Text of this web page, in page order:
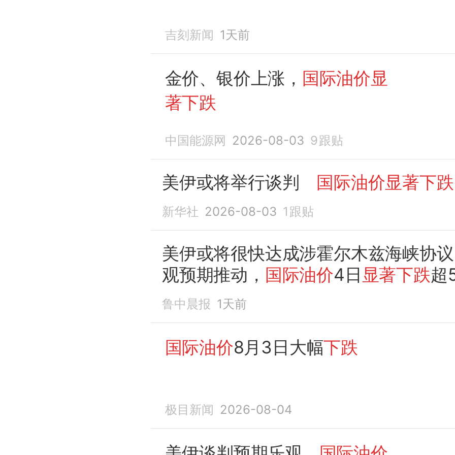
吉刻新闻 1天前
金价、银价上涨， 国际油价显
著下跌
中国能源网 2026-08-03 9跟贴
美伊或将举行谈判 国际油价显著下跌
新华社 2026-08-03 1 跟贴
美伊或将很快达成涉霍尔木兹海峡协
观预期推动， 国际油价4日 显著下跌超
鲁中晨报 1天前
国际油价8月3日大幅下跌
极目新闻 2026-08-04